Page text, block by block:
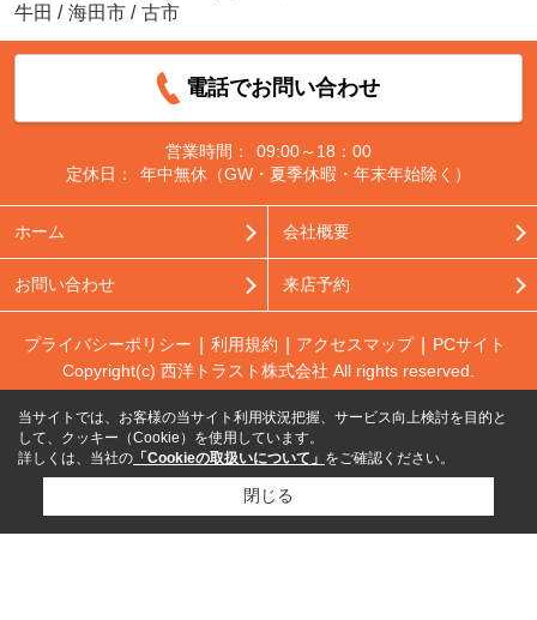
牛田 / 海田市 / 古市
電話でお問い合わせ
営業時間：
09:00～18：00
定休日：
年中無休（GW・夏季休暇・年末年始除く）
ホーム 会社概要
お問い合わせ 来店予約
プライバシーポリシー 利用規約 アクセスマップ
PCサイト
Copyright(c) 西洋トラスト株式会社 All rights reserved.
当サイトでは、お客様の当サイト利用状況把握、サービス向上検討を目的と
して、クッキー（Cookie）を使用しています。
詳しくは、当社の 「Cookieの取扱いについて」 をご確認ください。
閉じる